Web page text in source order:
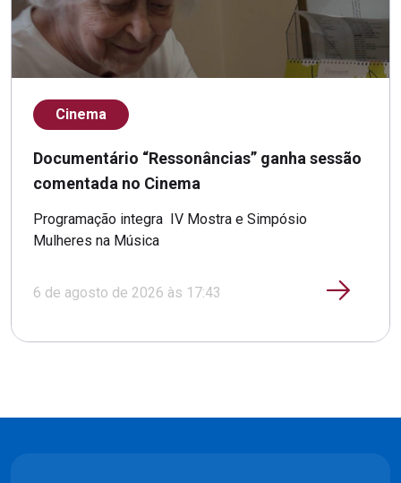
Cinema
Documentário “Ressonâncias” ganha sessão
comentada no Cinema
Programação integra IV Mostra e Simpósio
Mulheres na Música
6 de agosto de 2026 às 17:43